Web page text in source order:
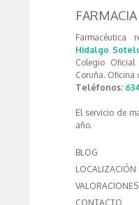
Farmacéutica
Hidalgo
Colegio
Coruña. Oficina
Teléfonos:
El servicio de
año.
BLOG
LOCALIZACIÓN
VALORACIONES
CONTACTO